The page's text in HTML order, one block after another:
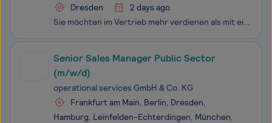
Dresden
2 days ago
Sie möchten im Vertrieb mehr verdienen als mit einem festen Gehalt möglich ist?Bei uns bestimmen Sie Ihr Einkommen selbst: Als Sales Manager im Außendienst (m/w/d) arbeiten Sie eigenverantwortlich, betreuen Kunden vor Ort und profitieren von attraktiven Provisionen ohne feste Grenzen.Die USTRO Ulric
Senior Sales Manager Public Sector
(m/w/d)
operational services GmbH & Co. KG
Frankfurt am Main, Berlin, Dresden,
Hamburg, Leinfelden-Echterdingen, München,